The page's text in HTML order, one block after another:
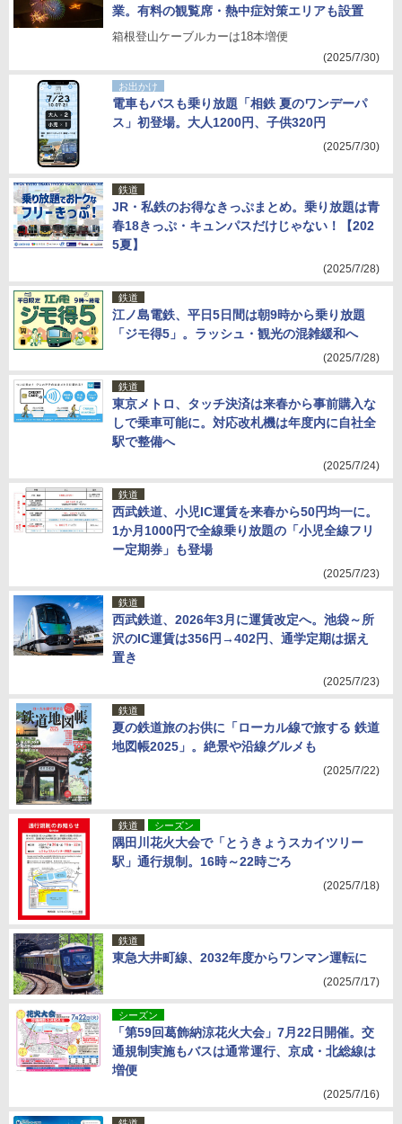
業。有料の観覧席・熱中症対策エリアも設置
箱根登山ケーブルカーは18本増便
(2025/7/30)
お出かけ
電車もバスも乗り放題「相鉄 夏のワンデーパ
ス」初登場。大人1200円、子供320円
(2025/7/30)
鉄道
JR・私鉄のお得なきっぷまとめ。乗り放題は青
春18きっぷ・キュンパスだけじゃない！【202
5夏】
(2025/7/28)
鉄道
江ノ島電鉄、平日5日間は朝9時から乗り放題
「ジモ得5」。ラッシュ・観光の混雑緩和へ
(2025/7/28)
鉄道
東京メトロ、タッチ決済は来春から事前購入な
しで乗車可能に。対応改札機は年度内に自社全
駅で整備へ
(2025/7/24)
鉄道
西武鉄道、小児IC運賃を来春から50円均一に。
1か月1000円で全線乗り放題の「小児全線フリ
ー定期券」も登場
(2025/7/23)
鉄道
西武鉄道、2026年3月に運賃改定へ。池袋～所
沢のIC運賃は356円→402円、通学定期は据え
置き
(2025/7/23)
鉄道
夏の鉄道旅のお供に「ローカル線で旅する 鉄道
地図帳2025」。絶景や沿線グルメも
(2025/7/22)
鉄道 シーズン
隅田川花火大会で「とうきょうスカイツリー
駅」通行規制。16時～22時ごろ
(2025/7/18)
鉄道
東急大井町線、2032年度からワンマン運転に
(2025/7/17)
シーズン
「第59回葛飾納涼花火大会」7月22日開催。交
通規制実施もバスは通常運行、京成・北総線は
増便
(2025/7/16)